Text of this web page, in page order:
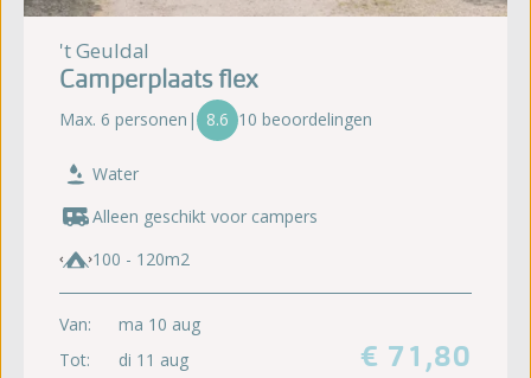
't Geuldal
Camperplaats flex
Max. 6 personen | 8.6 10 beoordelingen
Water
Alleen geschikt voor campers
100 - 120m2
Van:
ma 10 aug
Tot:
di 11 aug € 71,80